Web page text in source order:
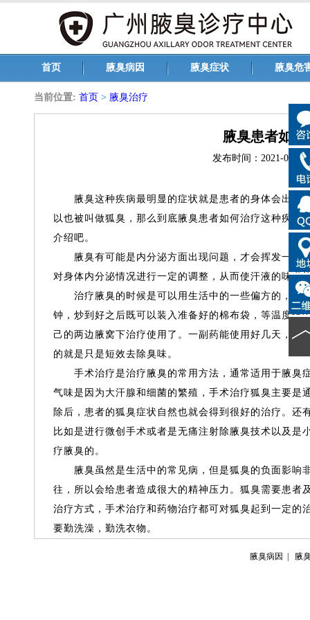
首页 腋臭病因 腋臭症状 腋臭危
当前位置: 首页 > 腋臭治疗
腋臭患者如何
发布时间：2021-03-10
腋臭这种疾病最明显的症状就是患者的身体会出现
以也被叫做狐臭，那么到底腋臭患者如何治疗这种疾病
介绍吧。
腋臭有可能是内分泌方面出现问题，才会挥发一些
对身体内分泌情况进行一定的调整，从而使汗液的味道
治疗腋臭的时候是可以用生活中的一些偏方的，将
钟，炒到好之后既可以装入准备好的棉布袋，等温度适
己的两边腋窝下治疗使用了。一副药能使用好几天，这
的就是只是短效去除臭味。
手术治疗是治疗腋臭的常用方法，通常适用于腋臭
气味是因为大汗腺和细菌的繁殖，手术治疗狐臭主要是
除后，患者的狐臭症状自然也就会得到很好的治疗。还
比如是进行微创手术或者是无痛注射除腋臭技术以及是
疗腋臭的。
腋臭虽然是生活中的常见病，但是狐臭的负面影响
往，所以会给患者造成很大的精神压力。狐臭需要患者
治疗方式，手术治疗和药物治疗都可对狐臭起到一定的
要勤洗澡，勤洗衣物。
腋臭病因 腋